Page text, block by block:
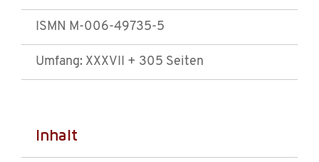
ISMN M-006-49735-5
Umfang: XXXVII + 305 Seiten
Inhalt